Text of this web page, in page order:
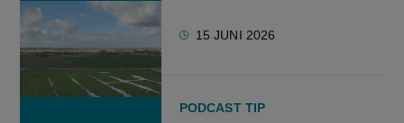
15 JUNI 2026
PODCAST TIP